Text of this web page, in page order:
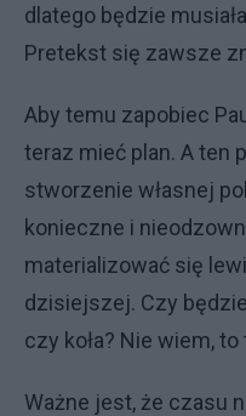
dlatego będzie
Pretekst się zawsze
Aby temu zapobiec
teraz mieć plan. A ten
stworzenie własnej
konieczne i
materializować się
dzisiejszej. Czy
czy koła? Nie wiem,
Ważne jest, że czasu